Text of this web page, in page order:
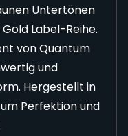
Untertönen
Label-Reihe.
von Quantum
und
Hergestellt in
Perfektion und